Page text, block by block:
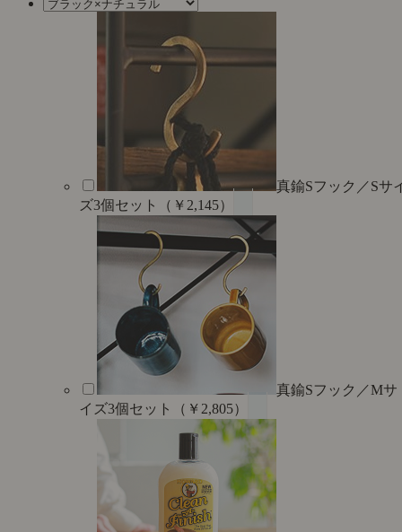
真鍮Sフック／Sサ
ズ3個セット（￥2,145）
真鍮Sフック／Mサ
イズ3個セット（￥2,805）